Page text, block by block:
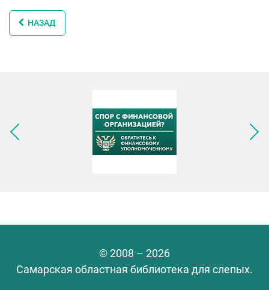
НАЗАД
Следующее изображение
© 2008 – 2026
Самарская областная библиотека для слепых.